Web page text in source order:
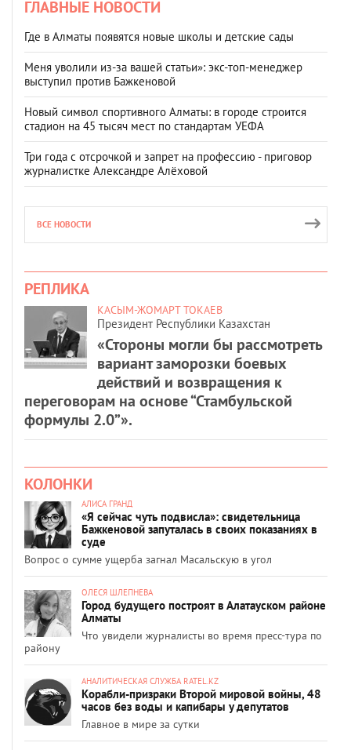
ГЛАВНЫЕ НОВОСТИ
Где в Алматы появятся новые школы и детские сады
Меня уволили из-за вашей статьи»: экс-топ-менеджер
выступил против Бажкеновой
Новый символ спортивного Алматы: в городе строится
стадион на 45 тысяч мест по стандартам УЕФА
Три года с отсрочкой и запрет на профессию - приговор
журналистке Александре Алёховой
ВСЕ НОВОСТИ
РЕПЛИКА
КАСЫМ-ЖОМАРТ ТОКАЕВ
Президент Республики Казахстан
«Стороны могли бы рассмотреть
вариант заморозки боевых
действий и возвращения к
переговорам на основе “Стамбульской
формулы 2.0”».
КОЛОНКИ
АЛИСА ГРАНД
«Я сейчас чуть подвисла»: свидетельница
Бажкеновой запуталась в своих показаниях в
суде
Вопрос о сумме ущерба загнал Масальскую в угол
ОЛЕСЯ ШЛЕПНЕВА
Город будущего построят в Алатауском районе
Алматы
Что увидели журналисты во время пресс-тура по
району
АНАЛИТИЧЕСКАЯ СЛУЖБА RATEL.KZ
Корабли-призраки Второй мировой войны, 48
часов без воды и капибары у депутатов
Главное в мире за сутки